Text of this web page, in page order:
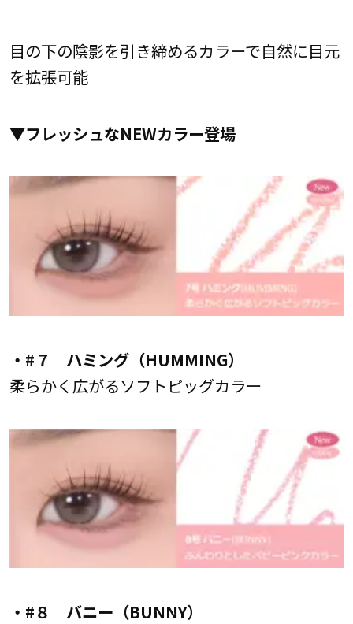
目の下の陰影を引き締めるカラーで自然に目元
を拡張可能
▼フレッシュなNEWカラー登場
・#７ ハミング（HUMMING）
柔らかく広がるソフトピッグカラー
・#８ バニー（BUNNY）